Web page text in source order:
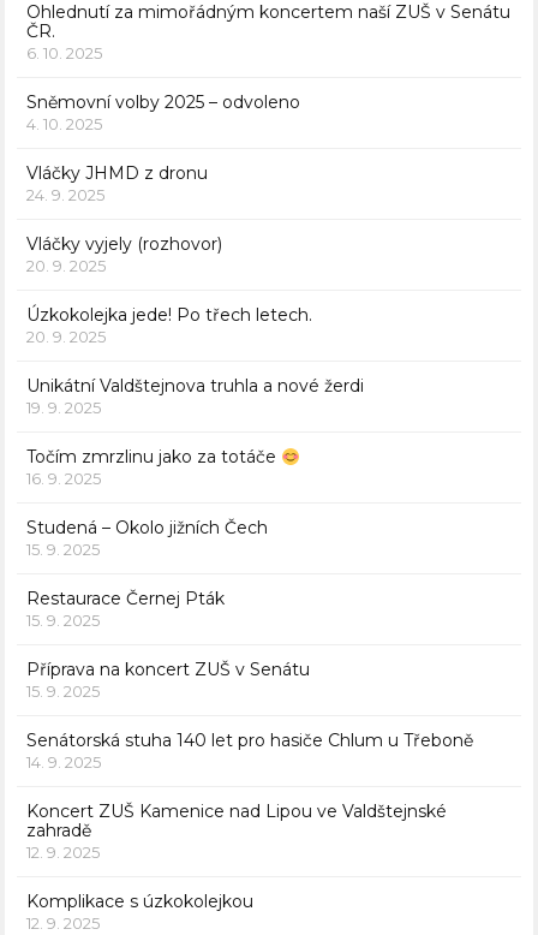
Ohlednutí za mimořádným koncertem naší ZUŠ v Senátu
ČR.
6. 10. 2025
Sněmovní volby 2025 – odvoleno
4. 10. 2025
Vláčky JHMD z dronu
24. 9. 2025
Vláčky vyjely (rozhovor)
20. 9. 2025
Úzkokolejka jede! Po třech letech.
20. 9. 2025
Unikátní Valdštejnova truhla a nové žerdi
19. 9. 2025
Točím zmrzlinu jako za totáče
16. 9. 2025
Studená – Okolo jižních Čech
15. 9. 2025
Restaurace Černej Pták
15. 9. 2025
Příprava na koncert ZUŠ v Senátu
15. 9. 2025
Senátorská stuha 140 let pro hasiče Chlum u Třeboně
14. 9. 2025
Koncert ZUŠ Kamenice nad Lipou ve Valdštejnské
zahradě
12. 9. 2025
Komplikace s úzkokolejkou
12. 9. 2025